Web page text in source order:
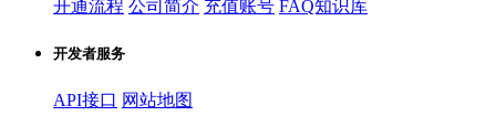
开通流程 公司简介 充值账号 FAQ知识库
开发者服务
API接口 网站地图